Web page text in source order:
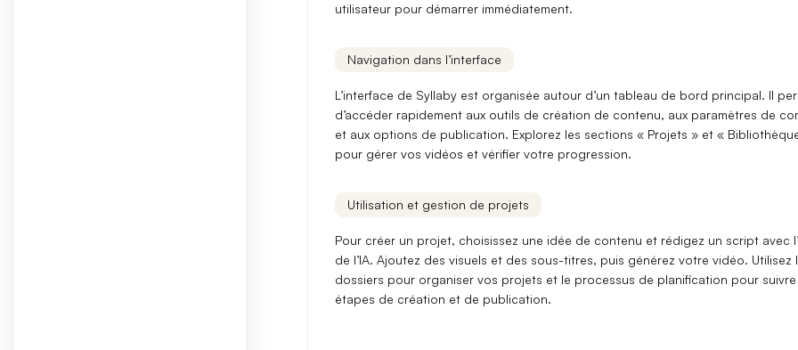
utilisateurpour démarrer immédiatement.
Navigation dans l’interface
L’interface de Syllaby est organisée autour d’un tableau de bord principal. Il
d’accéder rapidement aux outils de création de contenu, aux paramètres de
et aux options de publication. Explorez les sections « Projets »et «
pour gérer vos vidéos et vérifier votre progression.
Utilisation et gestion de projets
Pour créer un projet, choisissez une idée de contenu et rédigez un scriptavec
de l’IA. Ajoutez des visuels et des sous-titres, puis générez votre vidéo. Utilisez
dossiers pour organiser vos projets et le processus de planification pour
étapes de création et de publication.